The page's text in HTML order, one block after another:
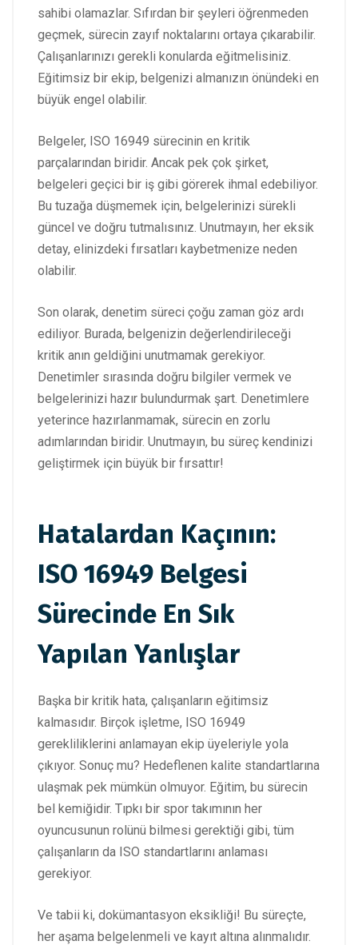
sahibi olamazlar. Sıfırdan bir şeyleri öğrenmeden
geçmek, sürecin zayıf noktalarını ortaya çıkarabilir.
Çalışanlarınızı gerekli konularda eğitmelisiniz.
Eğitimsiz bir ekip, belgenizi almanızın önündeki en
büyük engel olabilir.
Belgeler, ISO 16949 sürecinin en kritik
parçalarından biridir. Ancak pek çok şirket,
belgeleri geçici bir iş gibi görerek ihmal edebiliyor.
Bu tuzağa düşmemek için, belgelerinizi sürekli
güncel ve doğru tutmalısınız. Unutmayın, her eksik
detay, elinizdeki fırsatları kaybetmenize neden
olabilir.
Son olarak, denetim süreci çoğu zaman göz ardı
ediliyor. Burada, belgenizin değerlendirileceği
kritik anın geldiğini unutmamak gerekiyor.
Denetimler sırasında doğru bilgiler vermek ve
belgelerinizi hazır bulundurmak şart. Denetimlere
yeterince hazırlanmamak, sürecin en zorlu
adımlarından biridir. Unutmayın, bu süreç kendinizi
geliştirmek için büyük bir fırsattır!
Hatalardan Kaçının:
ISO 16949 Belgesi
Sürecinde En Sık
Yapılan Yanlışlar
Başka bir kritik hata, çalışanların eğitimsiz
kalmasıdır. Birçok işletme, ISO 16949
gerekliliklerini anlamayan ekip üyeleriyle yola
çıkıyor. Sonuç mu? Hedeflenen kalite standartlarına
ulaşmak pek mümkün olmuyor. Eğitim, bu sürecin
bel kemiğidir. Tıpkı bir spor takımının her
oyuncusunun rolünü bilmesi gerektiği gibi, tüm
çalışanların da ISO standartlarını anlaması
gerekiyor.
Ve tabii ki, dokümantasyon eksikliği! Bu süreçte,
her aşama belgelenmeli ve kayıt altına alınmalıdır.